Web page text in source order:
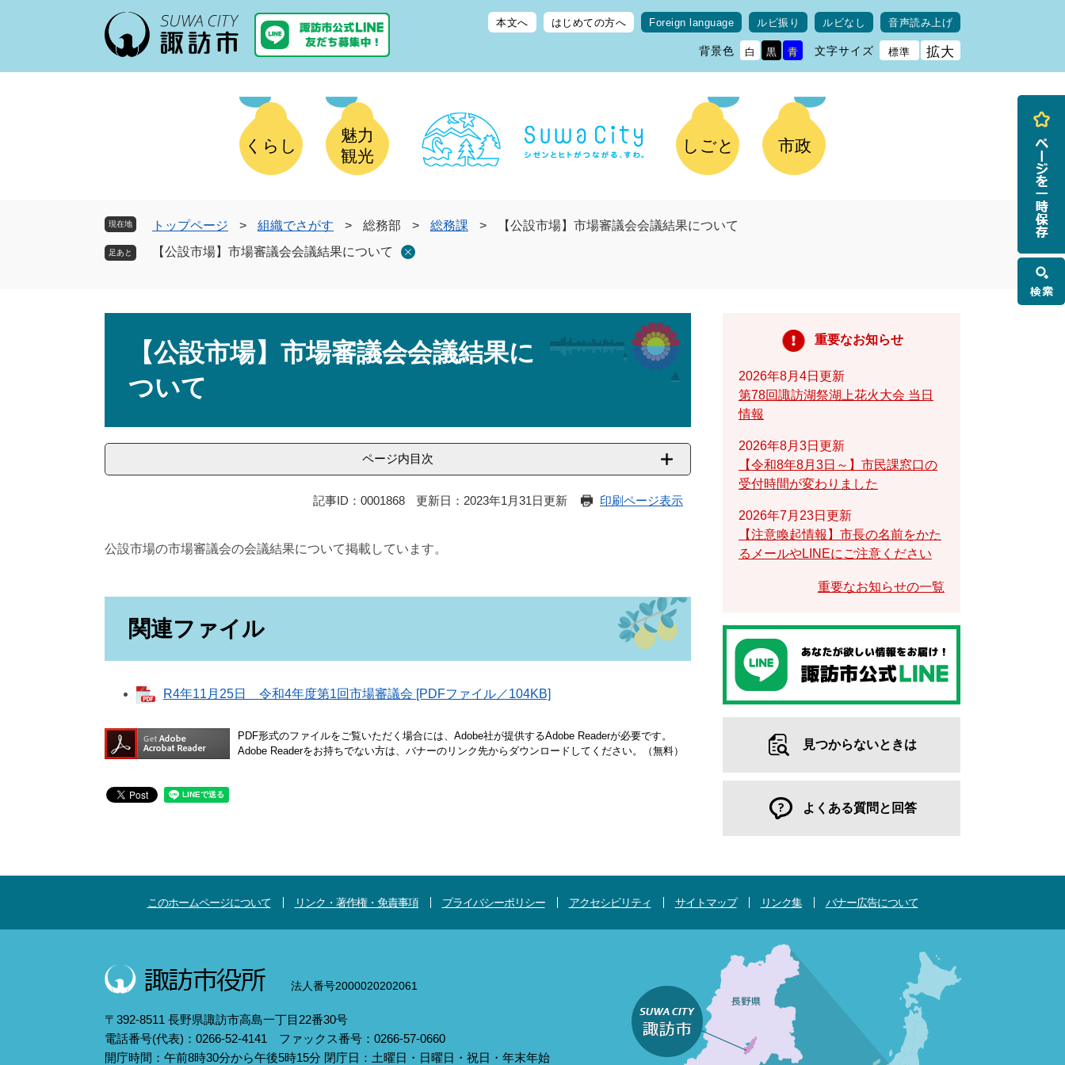
本文へ はじめての方へ Foreign language ルビ振り ルビなし 音声読み上げ
背景色 白 黒 青 文字サイズ 標準 拡大
くらし
魅力
観光
しごと 市政
現在地 トップページ > 組織でさがす > 総務部 > 総務課 >
【公設市場】市場審議会会議結果について
【公設市場】市場審議会会議結果について
【公設市場】市場審議会会議結果に
ついて
ページ内目次
記事ID：0001868 更新日：2023年1月31日更新 印刷ページ表示
公設市場の市場審議会の会議結果について掲載しています。
関連ファイル
R4年11月25日 令和4年度第1回市場審議会 [PDFファイル／104KB]
PDF形式のファイルをご覧いただく場合には、Adobe社が提供するAdobe Readerが必要です。
Adobe Readerをお持ちでない方は、バナーのリンク先からダウンロードしてください。（無料）
重要なお知らせ
2026年8月4日更新
第78回諏訪湖祭湖上花火大会 当日
情報
2026年8月3日更新
【令和8年8月3日～】市民課窓口の
受付時間が変わりました
2026年7月23日更新
【注意喚起情報】市長の名前をかた
るメールやLINEにご注意ください
重要なお知らせの一覧
見つからないときは
よくある質問と回答
このホームページについて リンク・著作権・免責事項 プライバシーポリシー アクセシビリティ サイトマップ リンク集 バナー広告について
法人番号2000020202061
〒392-8511 長野県諏訪市高島一丁目22番30号
電話番号(代表)：0266-52-4141 ファックス番号：0266-57-0660
開庁時間：午前8時30分から午後5時15分 閉庁日：土曜日・日曜日・祝日・年末年始